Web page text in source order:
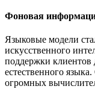
Фоновая
Языковые модели
искусственного
поддержки
естественного
огромных